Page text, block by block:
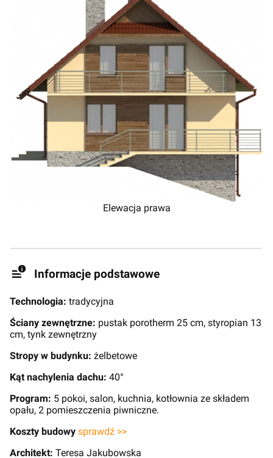
Elewacja prawa
Informacje podstawowe
Technologia: tradycyjna
Ściany zewnętrzne: pustak porotherm 25 cm, styropian 13
cm, tynk zewnętrzny
Stropy w budynku: żelbetowe
Kąt nachylenia dachu: 40°
Program: 5 pokoi, salon, kuchnia, kotłownia ze składem
opału, 2 pomieszczenia piwniczne.
Koszty budowy sprawdź >>
Architekt: Teresa Jakubowska